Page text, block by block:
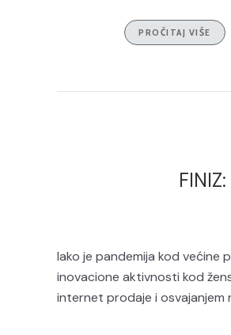
PROČITAJ VIŠE
Iako je pandemija kod većine
inovacione aktivnosti kod
internet prodaje i osvajanjem